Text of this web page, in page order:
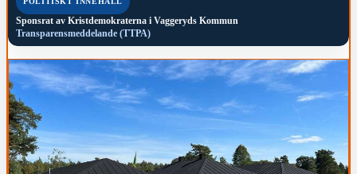
Sponsrat av Kristdemokraterna i Vaggeryds Kommun
Transparensmeddelande (TTPA)